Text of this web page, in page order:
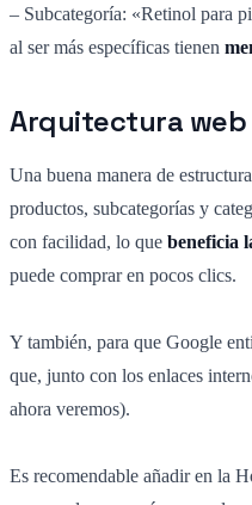
– Subcategoría: «Retinol para
al ser más específicas tienen
Arquitectura web
Una buena manera de
productos, subcategorías y
con facilidad, lo que beneficia
puede comprar en pocos clics.
Y también, para que Google
que, junto con los enlaces
ahora veremos).
Es recomendable añadir en la